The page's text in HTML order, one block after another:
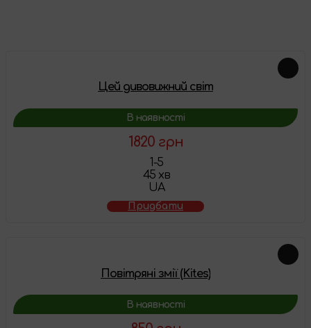
Цей дивовижний світ
В наявності
1820 грн
1-5
45 хв
UA
Придбати
Повітряні змії (Kites)
В наявності